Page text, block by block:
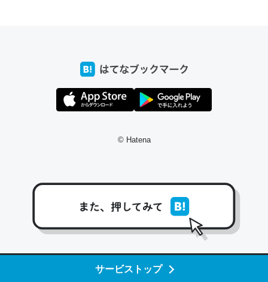
サービストップ
これ作ろう。/早速夕食に作った！本当にスナップえんどう
ットペッパーグルメ
けど、読み方が違うだけで同じものを指すのか、また違う
© Hatena